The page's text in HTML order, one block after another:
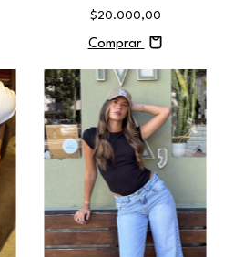
$20.000,00
Comprar